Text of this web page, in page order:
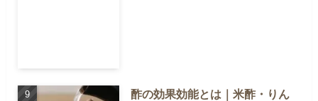
酢の効果効能とは｜米酢・りん